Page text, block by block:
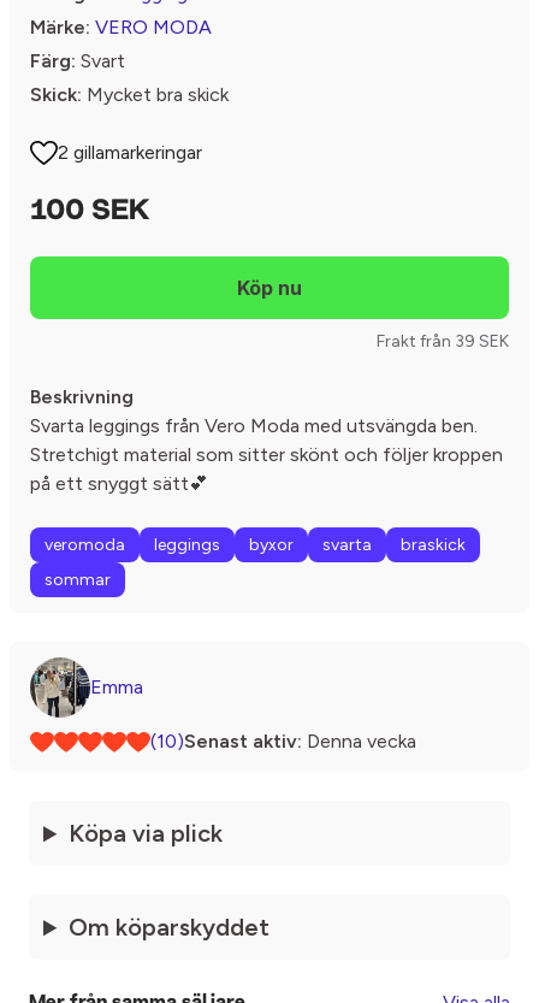
Märke: VERO MODA
Färg: Svart
Skick: Mycket bra skick
2 gillamarkeringar
100 SEK
Frakt från 39 SEK
Beskrivning
Svarta leggings från Vero Moda med utsvängda ben.
Stretchigt material som sitter skönt och följer kroppen
på ett snyggt sätt💕
veromoda leggings byxor svarta
braskick
sommar
Emma
(10)Senast aktiv: Denna vecka
Köpa via plick
Om köparskyddet